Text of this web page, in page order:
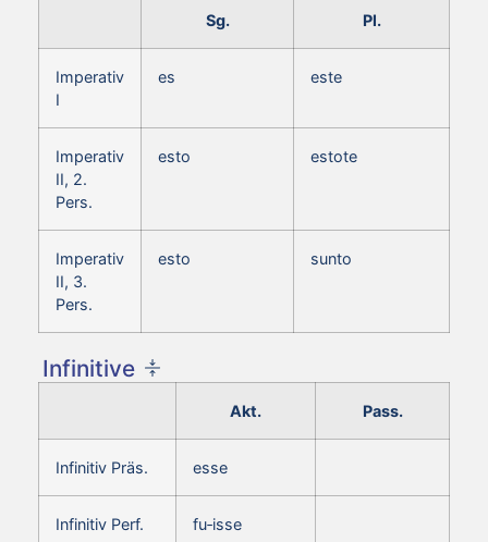
Sg. Pl.
Imperativ
I
es este
Imperativ
II, 2.
Pers.
esto estote
Imperativ
II, 3.
Pers.
esto sunto
Infinitive
Akt. Pass.
Infinitiv Präs. esse
Infinitiv Perf. fu‑isse